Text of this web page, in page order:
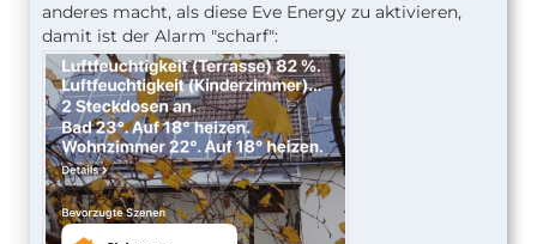
anderes macht, als diese Eve Energy zu aktivieren,
damit ist der Alarm "scharf":